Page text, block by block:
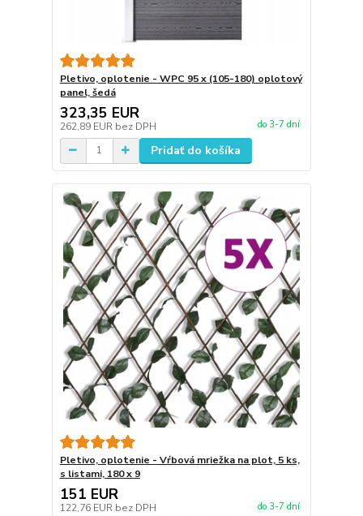
Pletivo, oplotenie - WPC 95 x (105-180) oplotový
panel, šedá
323,35 EUR
262,89 EUR bez DPH do 3-7 dní
Pridať do košíka
Pletivo, oplotenie - Vŕbová mriežka na plot, 5 ks,
s listami, 180 x 9
151 EUR
122,76 EUR bez DPH do 3-7 dní